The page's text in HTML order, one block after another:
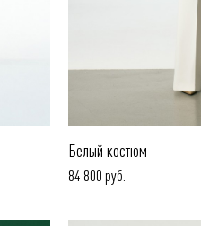
Белый костюм
84 800 руб.